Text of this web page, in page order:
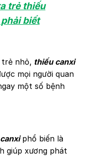
trẻ thiếu
biết
trẻ nhỏ, thiếu canxi
mọi người quan
một số bệnh
phổ biến là
giúp xương phát